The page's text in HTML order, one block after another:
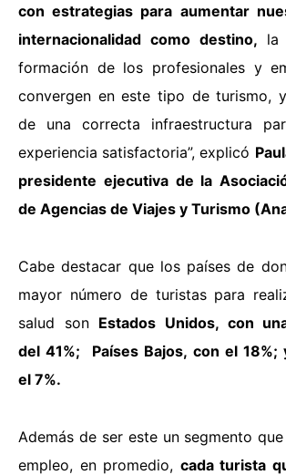
con estrategias para aumentar
internacionalidad como destino, la
formación de los profesionales y
convergen en este tipo de turismo,
de una correcta infraestructura
experiencia satisfactoria”, explicó
presidente ejecutiva de la
de Agencias de Viajes y Turismo
Cabe destacar que los países de
mayor número de turistas para
salud son Estados Unidos, con
del 41%; Países Bajos, con el 18%;
el 7%.
Además de ser este un segmento
empleo, en promedio, cada turista